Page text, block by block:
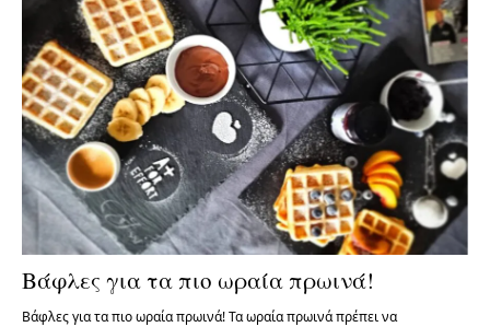
Βάφλες για τα πιο ωραία πρωινά!
Βάφλες για τα πιο ωραία πρωινά! Τα ωραία πρωινά πρέπει να